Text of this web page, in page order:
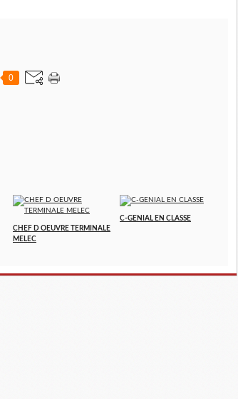
0
CHEF D OEUVRE TERMINALE
MELEC
C-GENIAL EN CLASSE